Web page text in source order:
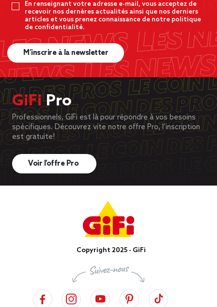
En renseignant votre adresse e-mail, vous acceptez de
recevoir nos dernères actualités ainsi que nos derniers
articles et vous prenez connaissance de notre politique
de confidentialité.
M’inscrire à la newsletter
GiFiPro
Professionnels, GiFi est là pour répondre à vos besoins
spécifiques. Découvrez vite notre offre Pro, l’inscription
est gratuite!
Voir l’offre Pro
Copyright 2025 - GiFi